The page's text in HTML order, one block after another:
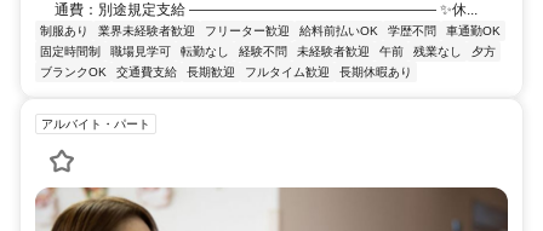
通費：別途規定支給 ――――――――――――――――― ✨休...
制服あり 業界未経験者歓迎 フリーター歓迎 給料前払いOK 学歴不問
車通勤OK
固定時間制
職場見学可 転勤なし 経験不問 未経験者歓迎 午前 残業なし
夕方
ブランクOK
交通費支給 長期歓迎 フルタイム歓迎 長期休暇あり
アルバイト・パート